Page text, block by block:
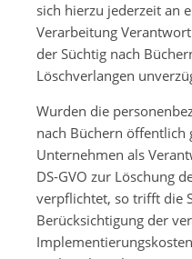
sich hierzu jederzeit an
Verarbeitung
der Süchtig nach
Löschverlangen
Wurden die
nach Büchern öffentlich
Unternehmen als
DS-GVO zur Löschung
verpflichtet, so trifft die
Berücksichtigung der